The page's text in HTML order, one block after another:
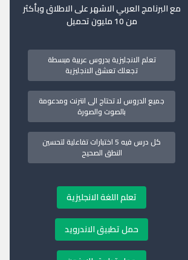
مع البرنامج العربي الاشهر على الاطلاق وبأكثر
من 10 مليون تحميل
تعلم الانجليزية بدروس عربية مبسطة
تجعلك تعشق الانجليزية
جميع الدروس لا تحتاج الى انترنت ومدعومة
بالصوت والصورة
كل درس فيه 5 اختبارات تفاعلية لتحسين
النطق الصحيح
تعلم اللغة الانجليزية
حمل تطبيق الاندرويد